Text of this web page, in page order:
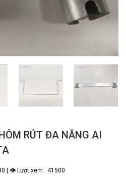
RÚT ĐA NĂNG AI
| 👁 Lượt xem : 41500